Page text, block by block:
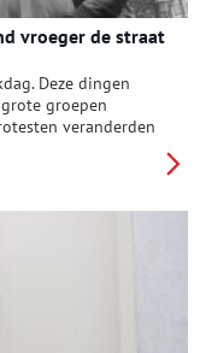
vroeger de straat
Deze dingen
groepen
veranderden